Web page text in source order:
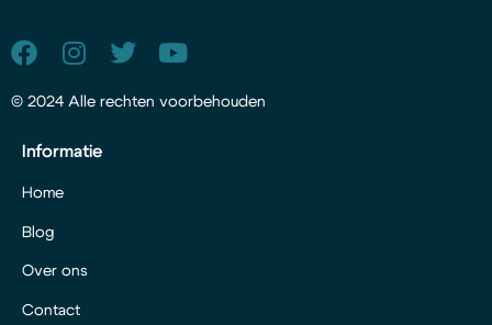
© 2024 Alle rechten voorbehouden
Informatie
Home
Blog
Over ons
Contact